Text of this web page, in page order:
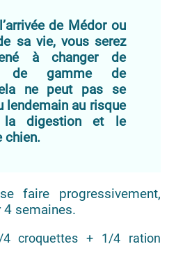
de Médor ou
sa vie, vous serez
à changer de
de gamme de
ne peut pas se
lendemain au risque
la digestion et le
chien.
faire progressivement,
4 semaines.
croquettes + 1/4 ration